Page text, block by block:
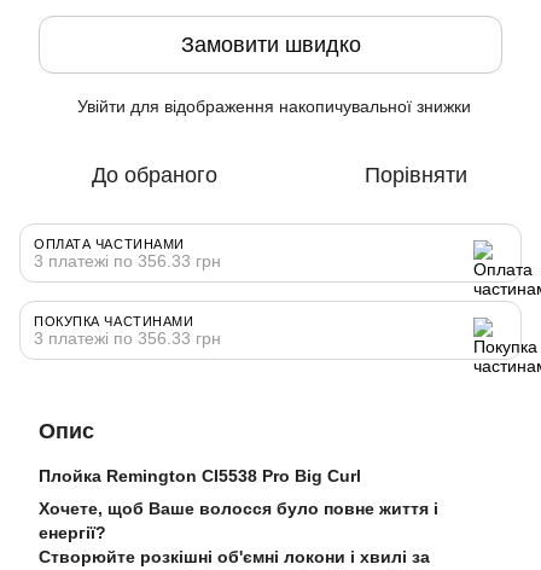
Замовити швидко
Увійти для відображення накопичувальної знижки
До обраного Порівняти
ОПЛАТА ЧАСТИНАМИ
3 платежі по 356.33 грн
ПОКУПКА ЧАСТИНАМИ
3 платежі по 356.33 грн
Опис
Плойка Remington CI5538 Pro Big Curl
Хочете, щоб Ваше волосся було повне життя і
енергії?
Створюйте розкішні об'ємні локони і хвилі за